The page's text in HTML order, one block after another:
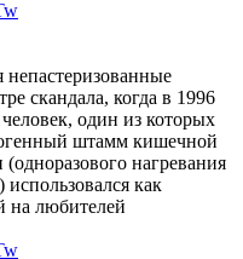
скандала, когда в 1996
один из которых
штамм кишечной
нагревания
как
на любителей